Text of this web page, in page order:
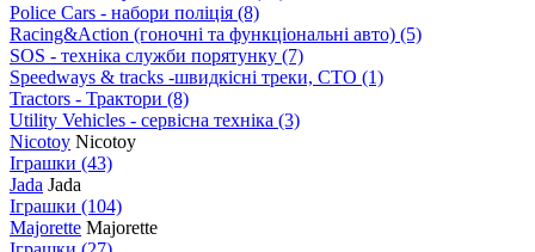
Police Cars - набори поліція (8)
Racing&Action (гоночні та функціональні авто) (5)
SOS - техніка служби порятунку (7)
Speedways & tracks -швидкісні треки, СТО (1)
Tractors - Трактори (8)
Utility Vehicles - сервісна техніка (3)
Nicotoy Nicotoy
Іграшки (43)
Jada Jada
Іграшки (104)
Majorette Majorette